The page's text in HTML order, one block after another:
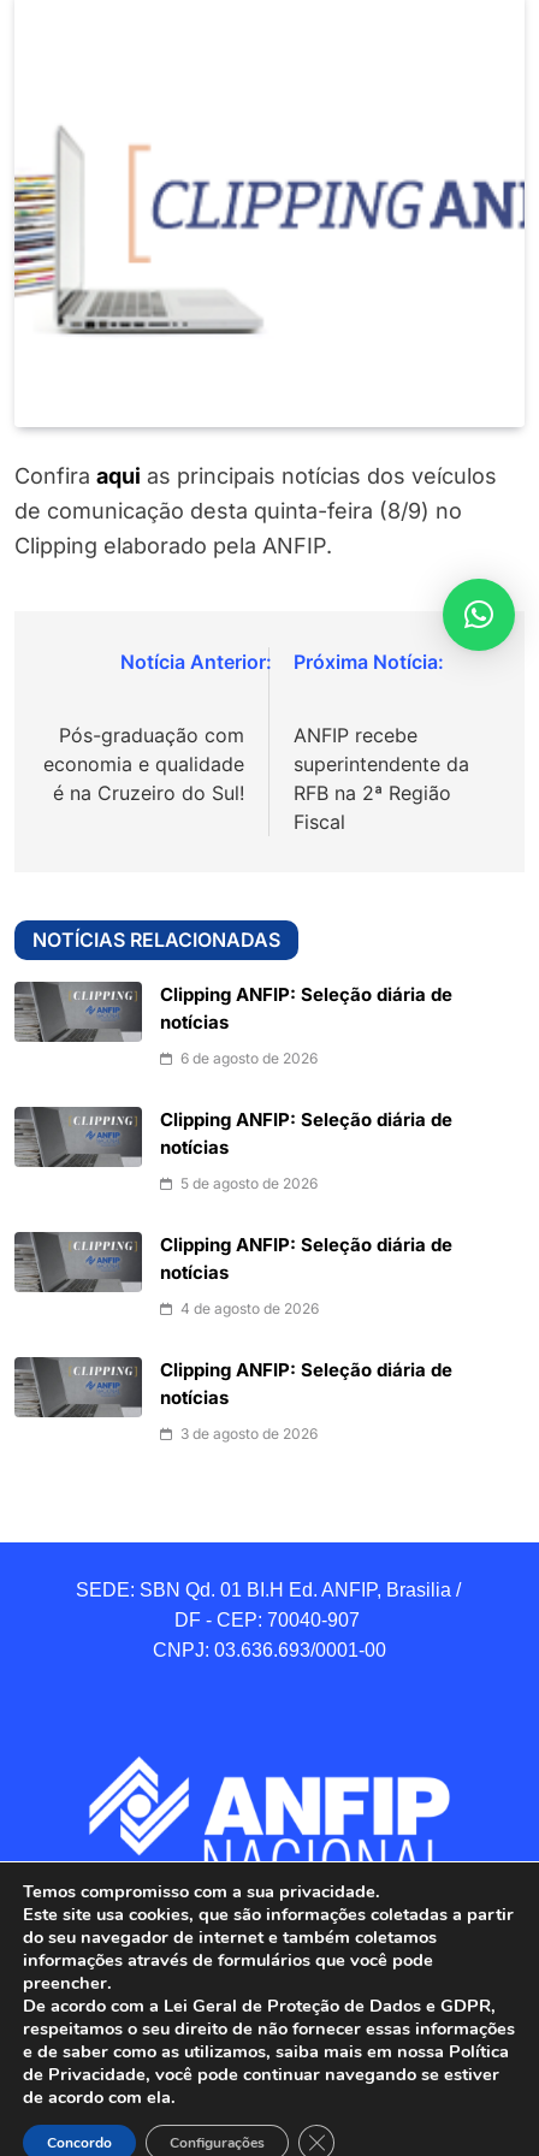
Confira aqui as principais notícias dos veículos
de comunicação desta quinta-feira (8/9) no
Clipping elaborado pela ANFIP.
Navegação
Post
Pós-graduação com
economia e qualidade
é na Cruzeiro do Sul!
ANFIP recebe
superintendente da
RFB na 2ª Região
Fiscal
NOTÍCIAS RELACIONADAS
Clipping ANFIP: Seleção diária de
notícias
6 de agosto de 2026
Clipping ANFIP: Seleção diária de
notícias
5 de agosto de 2026
Clipping ANFIP: Seleção diária de
notícias
4 de agosto de 2026
Clipping ANFIP: Seleção diária de
notícias
3 de agosto de 2026
SEDE: SBN Qd. 01 BI.H Ed. ANFIP, Brasilia /
DF - CEP: 70040-907
CNPJ: 03.636.693/0001-00
ANFIP - Associação Nacional dos Auditores
Fiscais da Receita Federal do Brasil.
Todos os Direitos Reservados.
Temos compromisso com a sua privacidade.
Este site usa cookies, que são informações coletadas a partir
do seu navegador de internet e também coletamos
informações através de formulários que você pode
preencher.
De acordo com a Lei Geral de Proteção de Dados e GDPR,
respeitamos o seu direito de não fornecer essas informações
e de saber como as utilizamos, saiba mais em nossa Política
de Privacidade, você pode continuar navegando se estiver
de acordo com ela.
Concordo Configurações Close GDPR Cookie Banner